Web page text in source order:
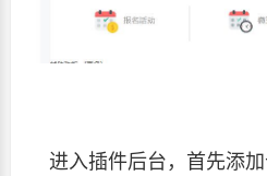
进入插件后台，首先添